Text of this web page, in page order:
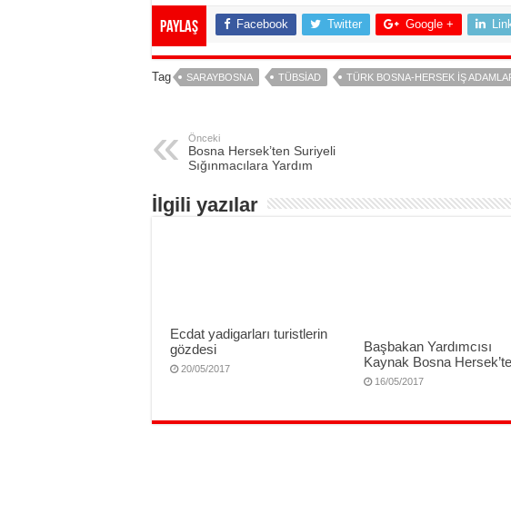
Paylaş Facebook Twitter Google +
Tag SARAYBOSNA TÜBSIAD TÜRK BOSNA-HERSEK İŞ
Önceki
Bosna Hersek’ten Suriyeli
Sığınmacılara Yardım
İlgili yazılar
Ecdat yadigarları turistlerin
gözdesi
20/05/2017
Başbakan Yardımcısı
Kaynak Bosna Hersek’te
16/05/2017